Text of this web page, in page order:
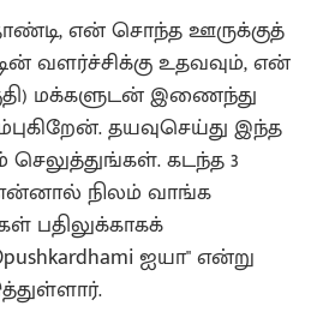
என் சொந்த ஊருக்குத்
வளர்ச்சிக்கு உதவவும், என்
மக்களுடன் இணைந்து
தயவுசெய்து இந்த
கடந்த 3
நிலம் வாங்க
பதிலுக்காகக்
ஐயா" என்று